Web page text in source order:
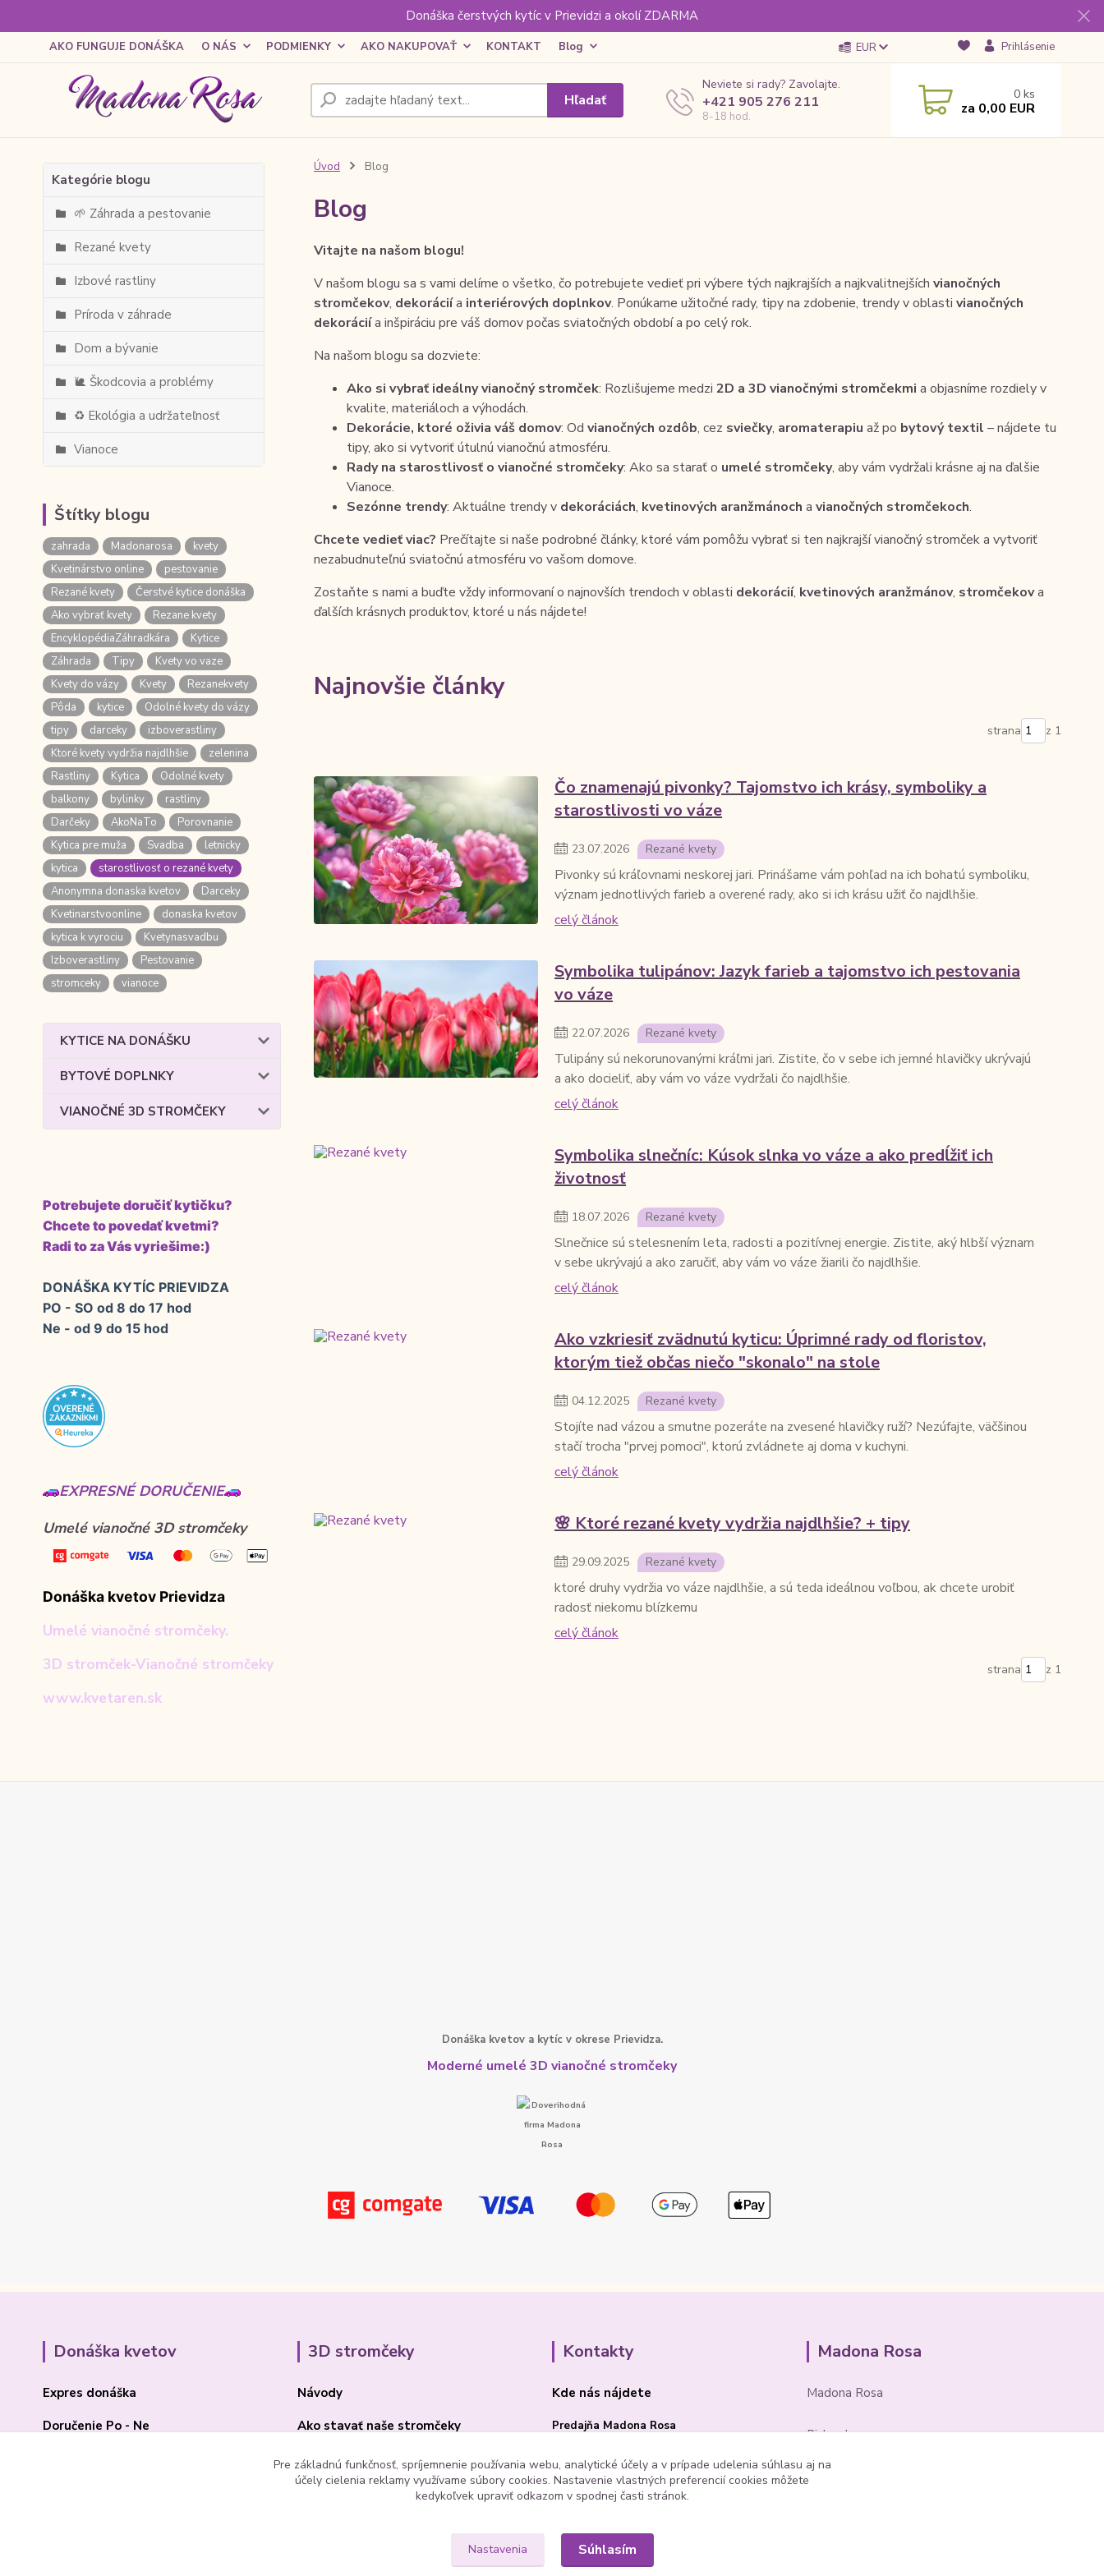
Donáška čerstvých kytíc v Prievidzi a okolí ZDARMA
AKO FUNGUJE DONÁŠKA O NÁS PODMIENKY AKO NAKUPOVAŤ KONTAKT Blog EUR Prihlásenie
Hľadať
Neviete si rady? Zavolajte.
+421 905 276 211
8-18 hod.
0 ks
za 0,00 EUR
Kategórie blogu
🌱 Záhrada a pestovanie
Rezané kvety
Izbové rastliny
Príroda v záhrade
Dom a bývanie
🐌 Škodcovia a problémy
♻️ Ekológia a udržateľnosť
Vianoce
Štítky blogu
zahrada Madonarosa
kvety
Kvetinárstvo online
pestovanie
Rezané kvety
Čerstvé kytice donáška
Ako vybrať kvety
Rezane kvety
EncyklopédiaZáhradkára
Kytice
Záhrada
Tipy
Kvety vo vaze
Kvety do vázy
Kvety
Rezanekvety
Pôda
kytice
Odolné kvety do vázy
tipy
darceky
izboverastliny
Ktoré kvety vydržia najdlhšie
zelenina
Rastliny
Kytica
Odolné kvety
balkony
bylinky
rastliny
Darčeky
AkoNaTo
Porovnanie
Kytica pre muža
Svadba
letnicky
kytica
starostlivosť o rezané kvety
Anonymna donaska kvetov
Darceky
Kvetinarstvoonline
donaska kvetov
kytica k vyrociu
Kvetynasvadbu
Izboverastliny
Pestovanie
stromceky
vianoce
KYTICE NA DONÁŠKU
BYTOVÉ DOPLNKY
VIANOČNÉ 3D STROMČEKY
Potrebujete doručiť kytičku?
Chcete to povedať kvetmi?
Radi to za Vás vyriešime:)
DONÁŠKA KYTÍC PRIEVIDZA
PO - SO od 8 do 17 hod
Ne - od 9 do 15 hod
EXPRESNÉ DORUČENIE
Umelé vianočné 3D stromčeky
Donáška kvetov Prievidza
Umelé vianočné stromčeky.
3D stromček-Vianočné stromčeky
www.kvetaren.sk
Úvod Blog
Blog
Vitajte na našom blogu!
V našom blogu sa s vami delíme o všetko, čo potrebujete vedieť pri výbere tých najkrajších a najkvalitnejších vianočných
stromčekov, dekoráciía interiérových doplnkov. Ponúkame užitočné rady, tipy na zdobenie, trendy v oblasti vianočných
dekoráciía inšpiráciu pre váš domov počas sviatočných období a po celý rok.
Na našom blogu sa dozviete:
Ako si vybrať ideálny vianočný stromček: Rozlišujeme medzi 2D a 3D vianočnými stromčekmi a objasníme rozdiely v
kvalite, materiáloch a výhodách.
Dekorácie, ktoré oživia váš domov: Od vianočných ozdôb, cez sviečky, aromaterapiu až po bytový textil – nájdete tu
tipy, ako si vytvoriť útulnú vianočnú atmosféru.
Rady na starostlivosť o vianočné stromčeky: Ako sa starať o umelé stromčeky, aby vám vydržali krásne aj na ďalšie
Vianoce.
Sezónne trendy: Aktuálne trendy v dekoráciách, kvetinových aranžmánoch a vianočných stromčekoch.
Chcete vedieť viac? Prečítajte si naše podrobné články, ktoré vám pomôžu vybrať si ten najkrajší vianočný stromček a vytvoriť
nezabudnuteľnú sviatočnú atmosféru vo vašom domove.
Zostaňte s nami a buďte vždy informovaní o najnovších trendoch v oblasti dekorácií, kvetinových aranžmánov, stromčekova
ďalších krásnych produktov, ktoré u nás nájdete!
Najnovšie články
strana z 1
Čo znamenajú pivonky? Tajomstvo ich krásy, symboliky a
starostlivosti vo váze
23.07.2026 Rezané kvety
Pivonky sú kráľovnami neskorej jari. Prinášame vám pohľad na ich bohatú symboliku,
význam jednotlivých farieb a overené rady, ako si ich krásu užiť čo najdlhšie.
celý článok
Symbolika tulipánov: Jazyk farieb a tajomstvo ich pestovania
vo váze
22.07.2026 Rezané kvety
Tulipány sú nekorunovanými kráľmi jari. Zistite, čo v sebe ich jemné hlavičky ukrývajú
a ako docieliť, aby vám vo váze vydržali čo najdlhšie.
celý článok
Symbolika slnečníc: Kúsok slnka vo váze a ako predĺžiť ich
životnosť
18.07.2026 Rezané kvety
Slnečnice sú stelesnením leta, radosti a pozitívnej energie. Zistite, aký hlbší význam
v sebe ukrývajú a ako zaručiť, aby vám vo váze žiarili čo najdlhšie.
celý článok
Ako vzkriesiť zvädnutú kyticu: Úprimné rady od floristov,
ktorým tiež občas niečo "skonalo" na stole
04.12.2025 Rezané kvety
Stojíte nad vázou a smutne pozeráte na zvesené hlavičky ruží? Nezúfajte, väčšinou
stačí trocha "prvej pomoci", ktorú zvládnete aj doma v kuchyni.
celý článok
🌸 Ktoré rezané kvety vydržia najdlhšie? + tipy
29.09.2025 Rezané kvety
ktoré druhy vydržia vo váze najdlhšie, a sú teda ideálnou voľbou, ak chcete urobiť
radosť niekomu blízkemu
celý článok
strana z 1
Donáška kvetov a kytíc v okrese Prievidza.
Moderné umelé 3D vianočné stromčeky
Donáška kvetov
Expres donáška
Doručenie Po - Ne
3D stromčeky
Návody
Ako stavať naše stromčeky
BLOG 3D
Akcia 2025
Kontakty
Kde nás nájdete
Predajňa Madona Rosa
PRIEVIDZA 97101
Madona Rosa
Madona Rosa
Richard
+421 905 276 211
Pre základnú funkčnosť, spríjemnenie používania webu, analytické účely a v prípade udelenia súhlasu aj na
účely cielenia reklamy využívame súbory cookies. Nastavenie vlastných preferencií cookies môžete
kedykoľvek upraviť odkazom v spodnej časti stránok.
Nastavenia Súhlasím